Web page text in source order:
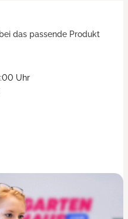
das passende Produkt
Uhr